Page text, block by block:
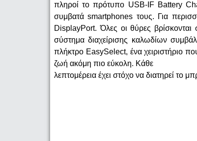
πληροί το πρότυπο USB-IF Battery
συμβατά smartphones τους. Για
DisplayPort. Όλες οι θύρες
σύστημα διαχείρισης καλωδίων
πλήκτρο EasySelect, ένα χειριστήριο
ζωή ακόμη πιο εύκολη. Κάθε
λεπτομέρεια έχει στόχο να διατηρεί το